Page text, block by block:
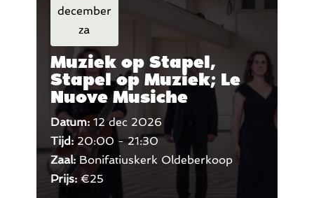
december
za
Muziek op Stapel,
Stapel op Muziek; Le
Nuove Musiche
Datum: 12 dec 2026
Tijd: 20:00 - 21:30
Zaal: Bonifatiuskerk Oldeberkoop
Prijs: €25